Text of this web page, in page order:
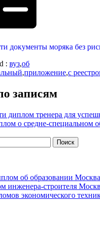
документы моряка без
: вуз,об
,приложение,с
записям
диплом тренера для
о средне-специальном
об образовании Москва
инженера-строителя
экономического